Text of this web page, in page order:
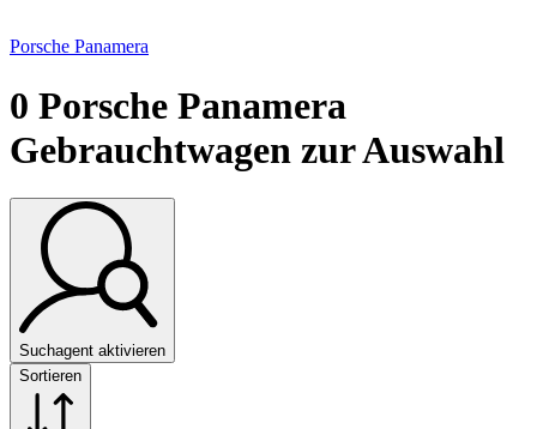
Porsche Panamera
0 Porsche Panamera
Gebrauchtwagen zur Auswahl
Suchagent aktivieren
Sortieren